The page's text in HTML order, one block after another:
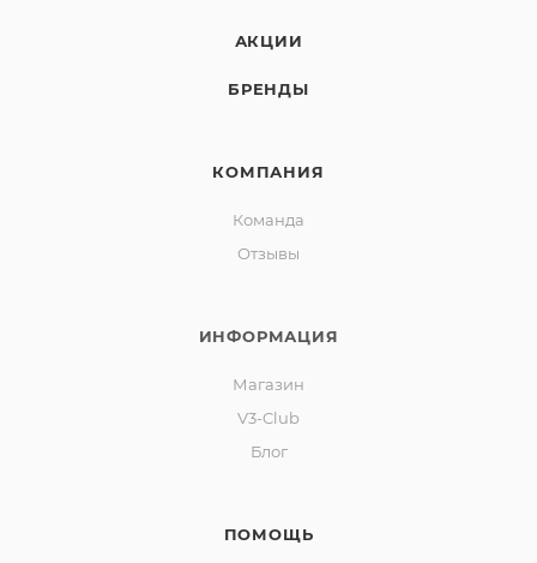
АКЦИИ
БРЕНДЫ
КОМПАНИЯ
Команда
Отзывы
ИНФОРМАЦИЯ
Магазин
V3-Club
Блог
ПОМОЩЬ